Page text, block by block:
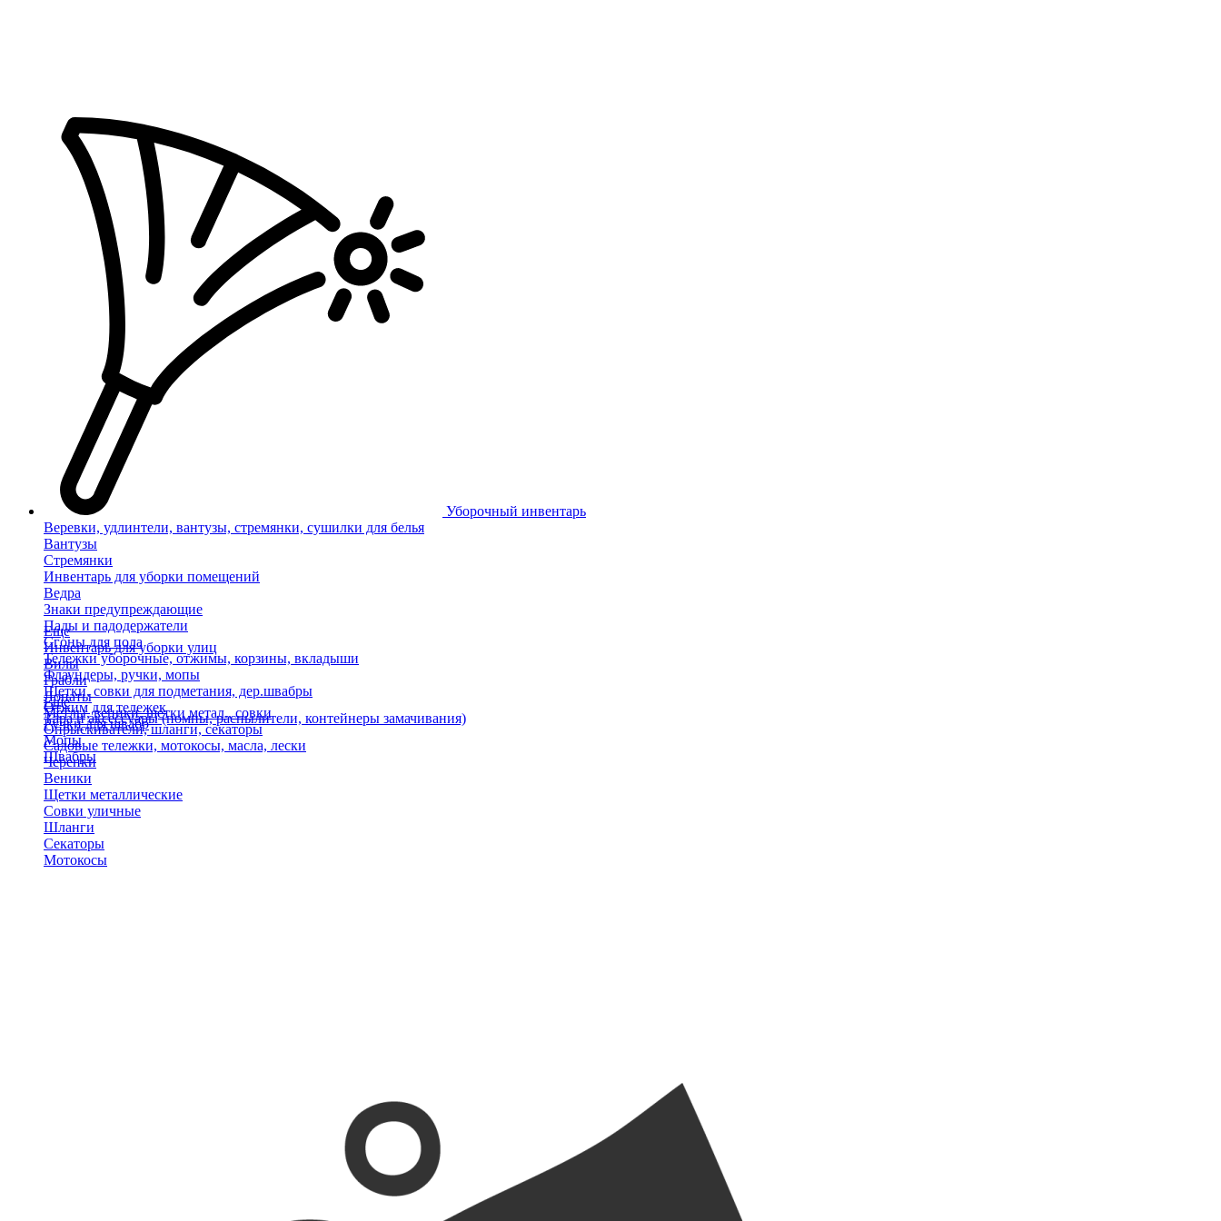
Уборочный инвентарь
Веревки, удлинтели, вантузы, стремянки, сушилки для белья
Вантузы
Стремянки
Инвентарь для уборки помещений
Ведра
Знаки предупреждающие
Пады и падодержатели
Сгоны для пола
Тележки уборочные, отжимы, корзины, вкладыши
Флаундеры, ручки, мопы
Щетки, совки для подметания, дер.швабры
Отжим для тележек
Ручки для швабр
Мопы
Швабры
Еще
Инвентарь для уборки улиц
Вилы
Грабли
Лопаты
Метлы, веники, щетки метал., совки
Опрыскиватели, шланги, секаторы
Садовые тележки, мотокосы, масла, лески
Черенки
Веники
Щетки металлические
Совки уличные
Шланги
Секаторы
Мотокосы
Еще
Тара и аксессуары (помпы, распылители, контейнеры замачивания)